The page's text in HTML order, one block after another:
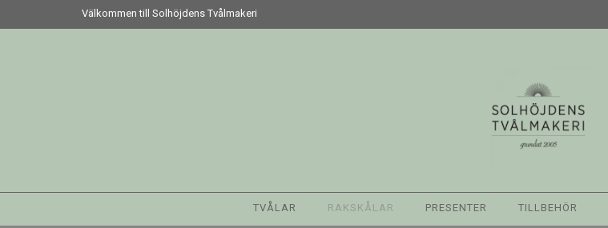
Välkommen till Solhöjdens Tvålmakeri
TVÅLAR RAKSKÅLAR PRESENTER TILLBEHÖR